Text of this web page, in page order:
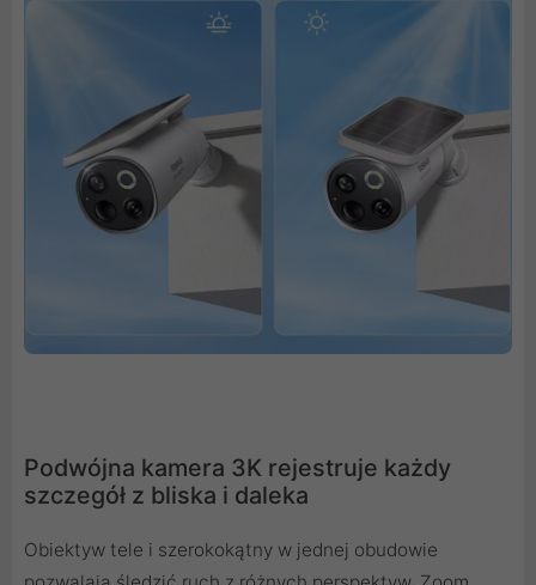
Podwójna kamera 3K rejestruje każdy
szczegół z bliska i daleka
Obiektyw tele i szerokokątny w jednej obudowie